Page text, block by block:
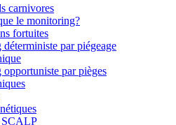
carnivores
le monitoring?
fortuites
par piégeage
par pièges
SCALP